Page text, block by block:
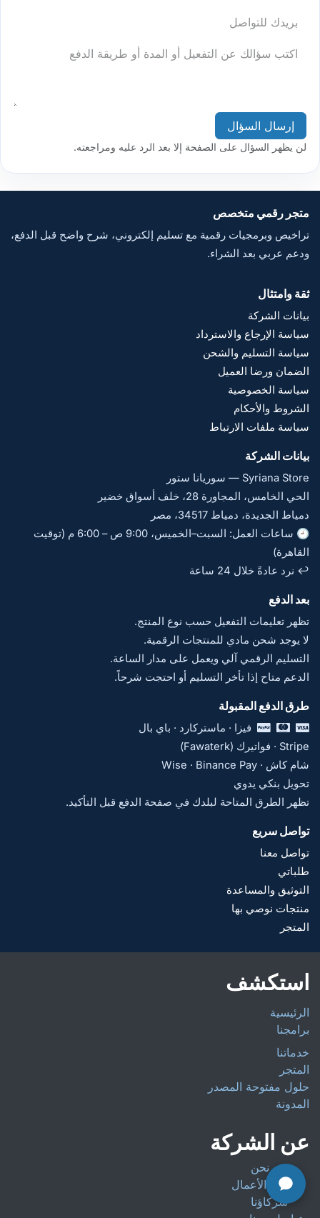
إرسال السؤال
لن يظهر السؤال على الصفحة إلا بعد الرد عليه ومراجعته.
متجر رقمي متخصص
تراخيص وبرمجيات رقمية مع تسليم إلكتروني، شرح واضح قبل الدفع،
ودعم عربي بعد الشراء.
ثقة وامتثال
بيانات الشركة
سياسة الإرجاع والاسترداد
سياسة التسليم والشحن
الضمان ورضا العميل
سياسة الخصوصية
الشروط والأحكام
سياسة ملفات الارتباط
بيانات الشركة
Syriana Store — سوريانا ستور
الحي الخامس، المجاورة 28، خلف أسواق خضير
دمياط الجديدة، دمياط 34517، مصر
🕘 ساعات العمل: السبت–الخميس، 9:00 ص – 6:00 م (توقيت
القاهرة)
↩️ نرد عادةً خلال 24 ساعة
بعد الدفع
تظهر تعليمات التفعيل حسب نوع المنتج.
لا يوجد شحن مادي للمنتجات الرقمية.
التسليم الرقمي آلي ويعمل على مدار الساعة.
الدعم متاح إذا تأخر التسليم أو احتجت شرحاً.
طرق الدفع المقبولة
فيزا · ماستركارد · باي بال
Stripe · فواتيرك (Fawaterk)
شام كاش · Wise · Binance Pay
تحويل بنكي يدوي
تظهر الطرق المتاحة لبلدك في صفحة الدفع قبل التأكيد.
تواصل سريع
تواصل معنا
طلباتي
التوثيق والمساعدة
منتجات نوصي بها
المتجر
استكشف
الرئيسية
برامجنا
خدماتنا
المتجر
حلول مفتوحة المصدر
المدونة
عن الشركة
من نحن
معرض الأعمال
شركاؤنا